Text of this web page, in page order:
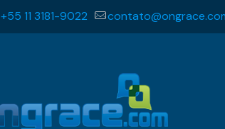
+55 11 3181-9022